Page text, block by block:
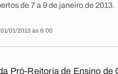
de 7 a 9 de janeiro de 2013.
01/2013 às 6:00
Pró-Reitoria de Ensino de